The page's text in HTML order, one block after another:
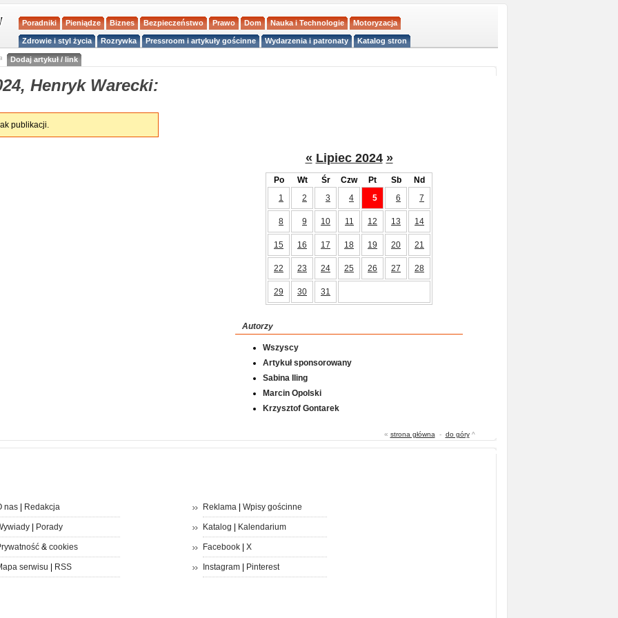
Poradniki Pieniądze Biznes Bezpieczeństwo Prawo Dom Nauka i Technologie Motoryzacja
Zdrowie i styl życia Rozrywka Pressroom i artykuły gościnne Wydarzenia i patronaty Katalog stron
Dodaj artykuł / link
Henryk Warecki:
publikacji.
« Lipiec 2024 »
Po Wt Śr Czw Pt Sb
Nd
1
2 3 4 5 6 7
8 9 10 11 12 13 14
15 16 17 18 19 20 21
22 23 24 25 26 27 28
29 30 31
Autorzy
Wszyscy
Artykuł sponsorowany
Sabina Iling
Marcin Opolski
Krzysztof Gontarek
« strona główna - do góry^
nas| Redakcja
| Porady
& cookies
serwisu RSS
Reklama| Wpisy gościnne
Katalog Kalendarium
Facebook| X
Instagram| Pinterest